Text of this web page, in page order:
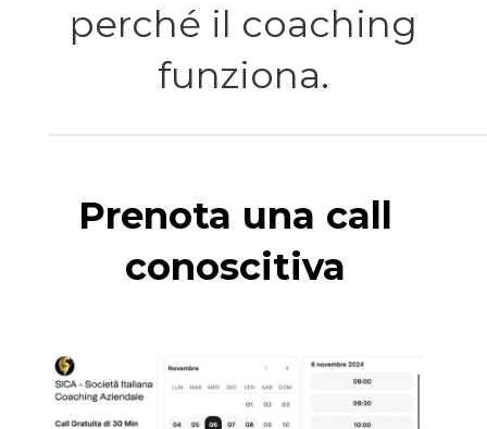
perché il coaching
funziona.
Prenota una call
conoscitiva